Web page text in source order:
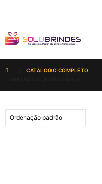
CATÁLOGO COMPLETO